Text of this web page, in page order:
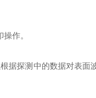
作。
据探测中的数据对表面